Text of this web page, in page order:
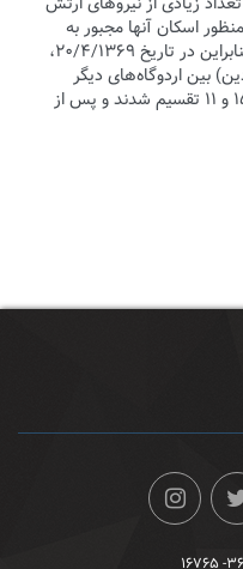
اسکان آنها مجبور به
تخلیه این اردوگاه از اسرای ایرانی شد. بنابراین در تاریخ ۲۰/۴/۱۳۶۹،
(مفقودین) بین اردوگاه‌های دیگر
تکریت؛ یعنی اردوگاه‌های ۲۰، ۱۴، ۱۵،‌۱۸ و ۱۱ تقسیم شدند و پس از